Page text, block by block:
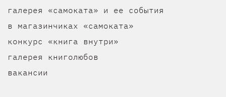
галерея «самоката» и ее события
в магазинчиках «самоката»
конкурс «книга внутри»
галерея книголюбов
вакансии